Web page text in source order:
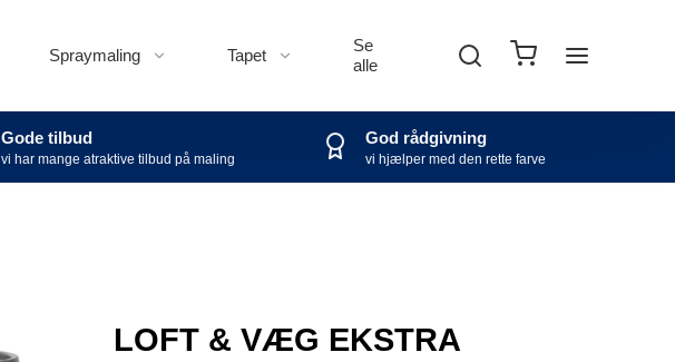
Spraymaling Tapet
Se
alle
Gode tilbud
vi har mange atraktive tilbud på maling
God rådgivning
vi hjælper med den rette farve
LOFT & VÆG EKSTRA